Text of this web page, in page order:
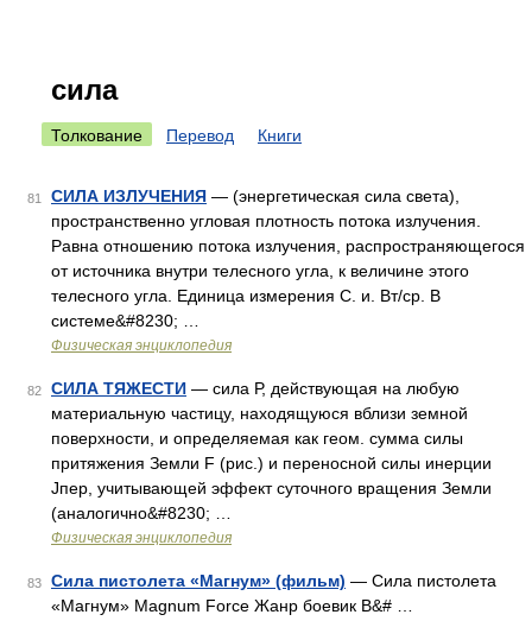
сила
Толкование Перевод Книги
81 СИЛА ИЗЛУЧЕНИЯ — (энергетическая сила света),
пространственно угловая плотность потока излучения.
Равна отношению потока излучения, распространяющегося
от источника внутри телесного угла, к величине этого
телесного угла. Единица измерения С. и. Вт/ср. В
системе&#8230; …
Физическая энциклопедия
82 СИЛА ТЯЖЕСТИ — сила Р, действующая на любую
материальную частицу, находящуюся вблизи земной
поверхности, и определяемая как геом. сумма силы
притяжения Земли F (рис.) и переносной силы инерции
Jпер, учитывающей эффект суточного вращения Земли
(аналогично&#8230; …
Физическая энциклопедия
83 Сила пистолета «Магнум» (фильм) — Сила пистолета
«Магнум» Magnum Force Жанр боевик В&# …